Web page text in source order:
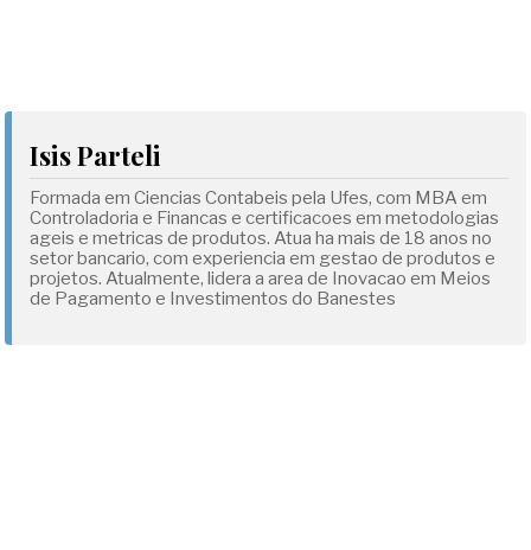
Isis Parteli
Formada em Ciencias Contabeis pela Ufes, com MBA em
Controladoria e Financas e certificacoes em metodologias
ageis e metricas de produtos. Atua ha mais de 18 anos no
setor bancario, com experiencia em gestao de produtos e
projetos. Atualmente, lidera a area de Inovacao em Meios
de Pagamento e Investimentos do Banestes